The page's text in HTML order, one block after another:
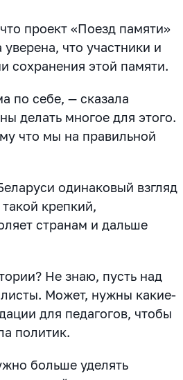
проект «Поезд памяти»
что участники и
сохранения этой памяти.
по себе, — сказала
делать многое для этого.
что мы на правильной
одинаковый взгляд
крепкий,
странам и дальше
Не знаю, пусть над
Может, нужны какие-
для педагогов, чтобы
политик.
больше уделять